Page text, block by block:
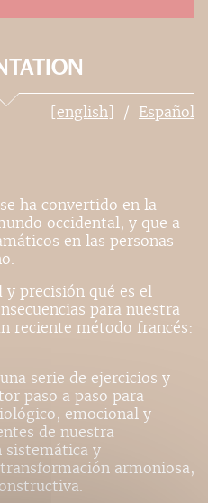
[english] Español
ha convertido en la
occidental, y que a
en las personas
y precisión qué es el
para nuestra
reciente método francés:
serie de ejercicios y
paso a paso para
emocional y
de nuestra
sistemática y
armoniosa,